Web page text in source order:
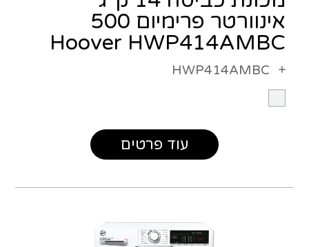
אינוורטר פרימיום 500
Hoover HWP414AMBC
HWP414AMBC
עוד פרטים